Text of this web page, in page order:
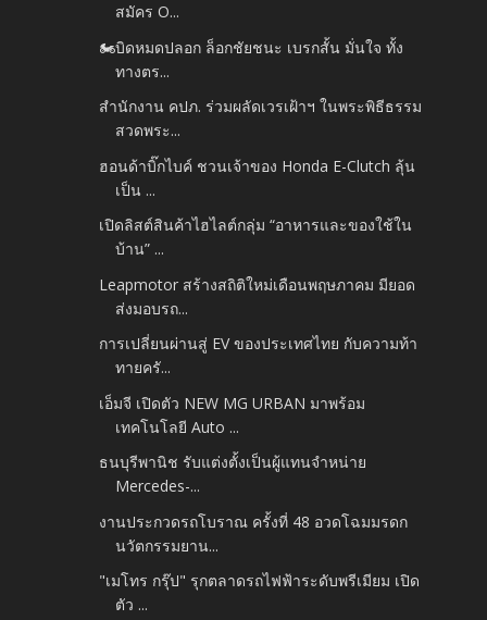
สมัคร O...
🏍️บิดหมดปลอก ล็อกชัยชนะ เบรกสั้น มั่นใจ ทั้ง
ทางตร...
สำนักงาน คปภ. ร่วมผลัดเวรเฝ้าฯ ในพระพิธีธรรม
สวดพระ...
ฮอนด้าบิ๊กไบค์ ชวนเจ้าของ Honda E-Clutch ลุ้น
เป็น ...
เปิดลิสต์สินค้าไฮไลต์กลุ่ม “อาหารและของใช้ใน
บ้าน” ...
Leapmotor สร้างสถิติใหม่เดือนพฤษภาคม มียอด
ส่งมอบรถ...
การเปลี่ยนผ่านสู่ EV ของประเทศไทย กับความท้า
ทายครั...
เอ็มจี เปิดตัว NEW MG URBAN มาพร้อม
เทคโนโลยี Auto ...
ธนบุรีพานิช รับแต่งตั้งเป็นผู้แทนจำหน่าย
Mercedes-...
งานประกวดรถโบราณ ครั้งที่ 48 อวดโฉมมรดก
นวัตกรรมยาน...
"เมโทร กรุ๊ป" รุกตลาดรถไฟฟ้าระดับพรีเมียม เปิด
ตัว ...